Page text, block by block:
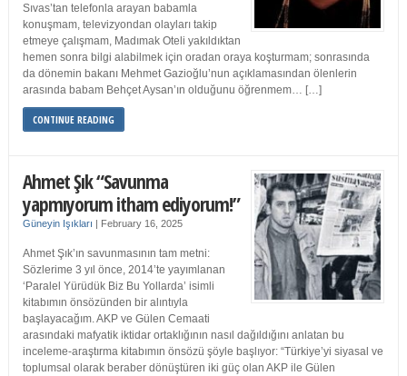
Sıvas’tan telefonla arayan babamla
konuşmam, televizyondan olayları takip
etmeye çalışmam, Madımak Oteli yakıldıktan
hemen sonra bilgi alabilmek için oradan oraya koşturmam; sonrasında
da dönemin bakanı Mehmet Gazioğlu’nun açıklamasından ölenlerin
arasında babam Behçet Aysan’ın olduğunu öğrenmem… […]
CONTINUE READING
Ahmet Şık “Savunma
yapmıyorum itham ediyorum!”
Güneyin Işıkları | February 16, 2025
Ahmet Şık’ın savunmasının tam metni:
Sözlerime 3 yıl önce, 2014’te yayımlanan
‘Paralel Yürüdük Biz Bu Yollarda’ isimli
kitabımın önsözünden bir alıntıyla
başlayacağım. AKP ve Gülen Cemaati
arasındaki mafyatik iktidar ortaklığının nasıl dağıldığını anlatan bu
inceleme-araştırma kitabımın önsözü şöyle başlıyor: “Türkiye’yi siyasal ve
toplumsal olarak beraber dönüştüren iki güç olan AKP ile Gülen